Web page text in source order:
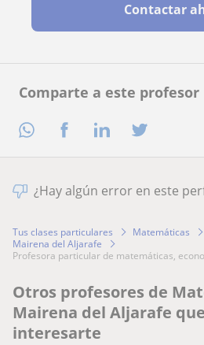
Comparte a este profesor
Contactar
¿Hay algún error en este
Tus clases particulares Matemáticas
Mairena del Aljarafe
profesora particular de matemáticas,
Otros profesores de
Mairena del Aljarafe
interesarte